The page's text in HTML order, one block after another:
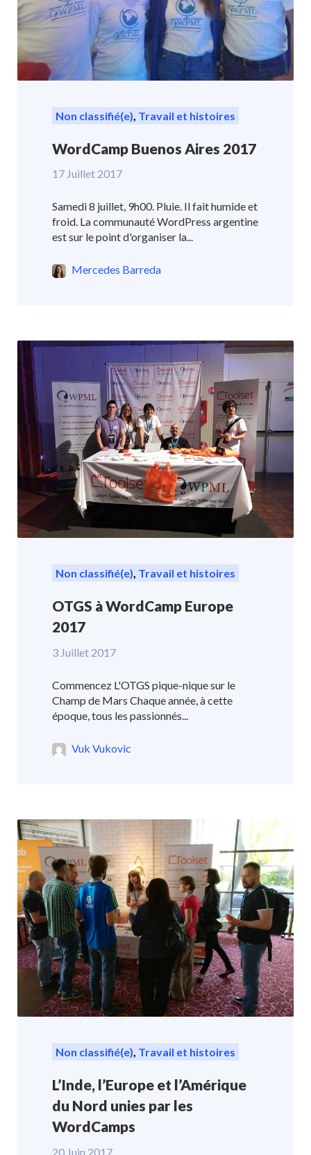
Non classifié(e) Travail et histoires
WordCamp Buenos Aires 2017
17 Juillet 2017
Samedi 8 juillet, 9h00. Pluie. Il fait humide et
froid. La communauté WordPress argentine
est sur le point d'organiser la...
Mercedes Barreda
Non classifié(e), Travail et histoires
OTGS à WordCamp Europe
2017
3 Juillet 2017
Commencez L'OTGS pique-nique sur le
Champ de Mars Chaque année, à cette
époque, tous les passionnés...
Vuk Vukovic
Non classifié(e), Travail et histoires
L’Inde, l’Europe et l’Amérique
du Nord unies par les
WordCamps
20 Juin 2017